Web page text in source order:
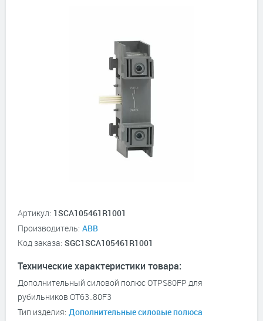
Артикул: 1SCA105461R1001
Производитель: ABB
Код заказа: SGC1SCA105461R1001
Технические характеристики товара:
Дополнительный силовой полюс OTPS80FP для
рубильников OT63..80F3
Тип изделия: Дополнительные силовые полюса